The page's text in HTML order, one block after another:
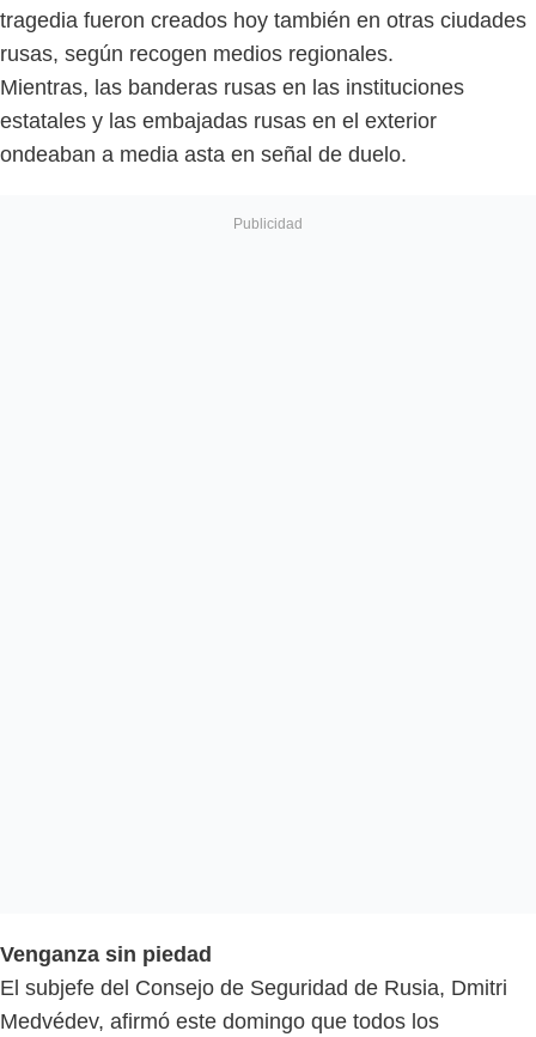
tragedia fueron creados hoy también en otras ciudades
rusas, según recogen medios regionales.
Mientras, las banderas rusas en las instituciones
estatales y las embajadas rusas en el exterior
ondeaban a media asta en señal de duelo.
Venganza sin piedad
El subjefe del Consejo de Seguridad de Rusia, Dmitri
Medvédev, afirmó este domingo que todos los